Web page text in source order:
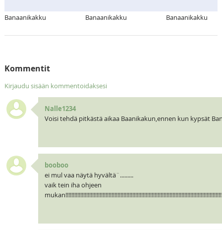
Banaanikakku Banaanikakku Banaanikakku
Kommentit
Kirjaudu sisään kommentoidaksesi
Nalle1234
Voisi tehdä pitkästä aikaa Baanikakun,ennen kun kypsät
booboo
ei mul vaa näytä hyvältä¨.........
vaik tein iha ohjeen